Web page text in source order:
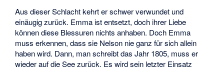
Aus dieser Schlacht kehrt er schwer verwundet und
einäugig zurück. Emma ist entsetzt, doch ihrer Liebe
können diese Blessuren nichts anhaben. Doch Emma
muss erkennen, dass sie Nelson nie ganz für sich allein
haben wird. Dann, man schreibt das Jahr 1805, muss er
wieder auf die See zurück. Es wird sein letzter Einsatz